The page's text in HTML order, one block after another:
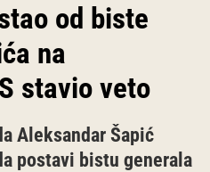
od biste
na
stavio veto
Aleksandar Šapić
postavi bistu generala